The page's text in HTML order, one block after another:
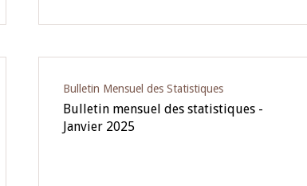
Bulletin Mensuel des Statistiques
Bulletin mensuel des statistiques -
Janvier 2025